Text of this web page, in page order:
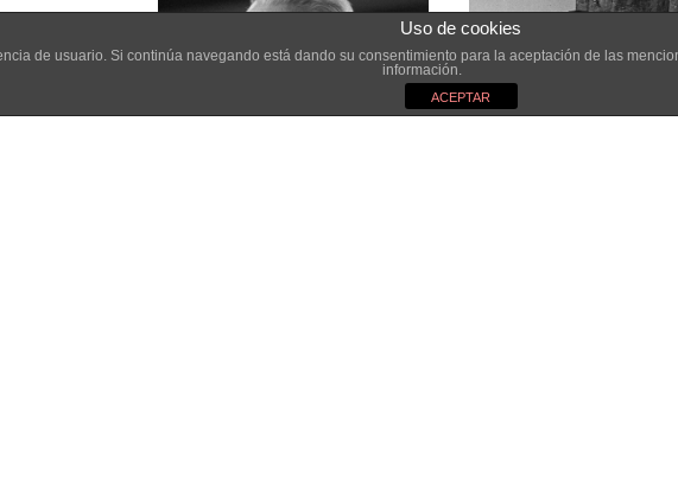
Uso de cookies
de usuario. Si continúa navegando está dando su consentimiento para la aceptación de las
información.
ACEPTAR